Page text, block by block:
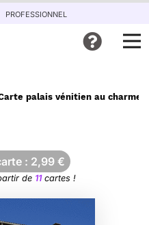
professionnel
palais vénitien au charme
: 2,99 €
de 11cartes !